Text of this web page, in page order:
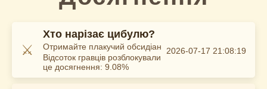
⚔️
Хто нарізає цибулю?
Отримайте плакучий обсидіан
Відсоток гравців розблокували
це досягнення: 9.08%
2026-07-17 21:08:19